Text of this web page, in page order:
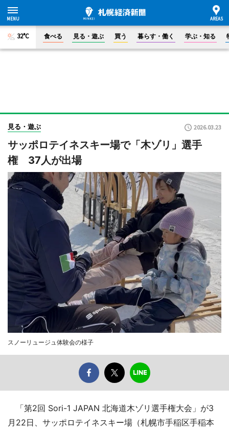
32°C 食べる 見る・遊ぶ 買う 暮らす・働く 学ぶ・知る
見る・遊ぶ 2026.03.23
サッポロテイネスキー場で「木ゾリ」選手
権 37人が出場
スノーリュージュ体験会の様子
「第2回 Sori-1 JAPAN 北海道木ゾリ選手権大会」が3
月22日、サッポロテイネスキー場（札幌市手稲区手稲本